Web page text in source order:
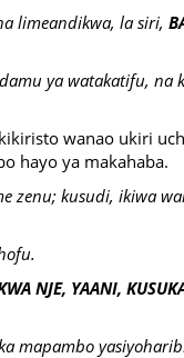
limeandikwa, la siri,
ya watakatifu, na
wanao ukiri
hayo ya makahaba.
zenu; kusudi, ikiwa
NJE, YAANI,
mapambo